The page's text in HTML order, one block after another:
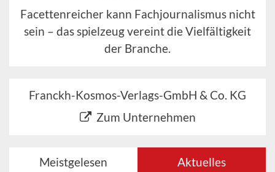
Facettenreicher kann Fachjournalismus nicht
sein – das spielzeug vereint die Vielfältigkeit
der Branche.
Franckh-Kosmos-Verlags-GmbH & Co. KG
Zum Unternehmen
Meistgelesen Aktuelles